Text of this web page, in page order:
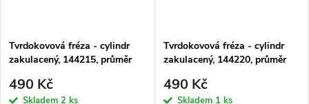
Tvrdokovová fréza - cylindr
zakulacený, 144215, průměr
490 Kč
Skladem 2 ks
Tvrdokovová fréza - cylindr
zakulacený, 144220, průměr
490 Kč
Skladem 1 ks